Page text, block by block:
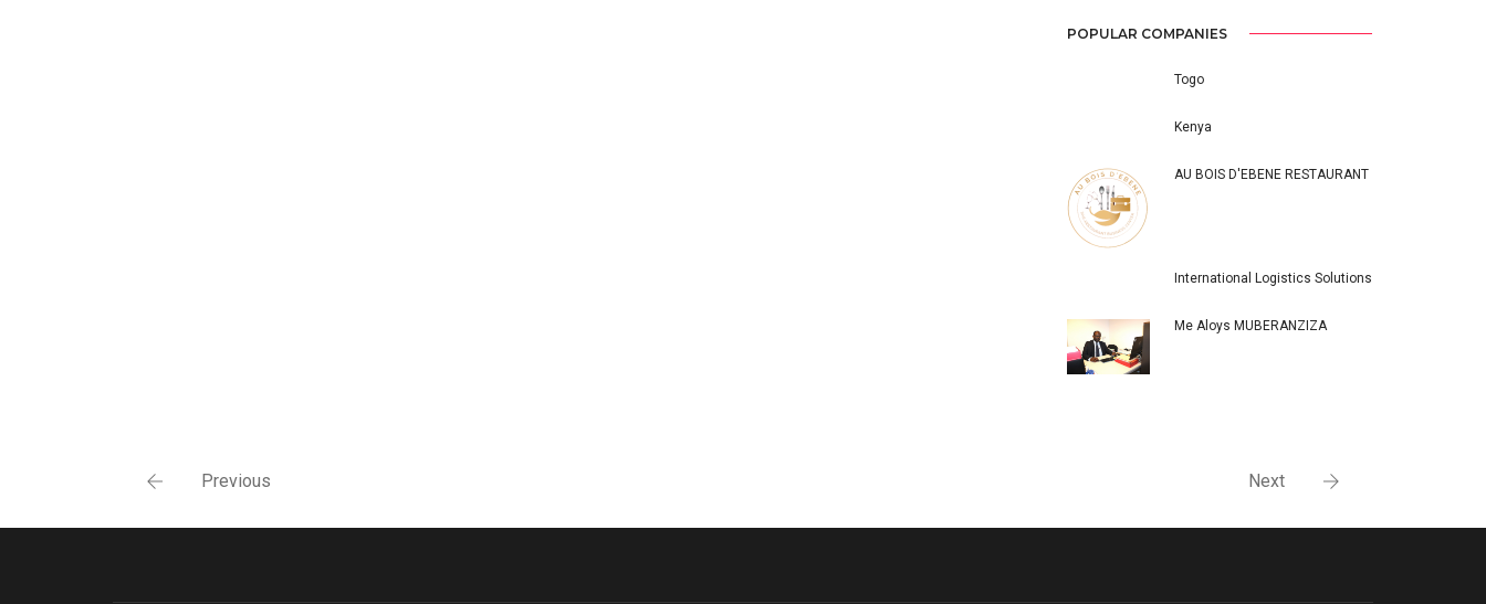
POPULAR COMPANIES
Togo
Kenya
AU BOIS D'EBENE RESTAURANT
International Logistics Solutions
Me Aloys MUBERANZIZA
Previous Next